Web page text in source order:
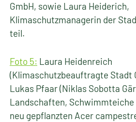
GmbH, sowie Laura Heiderich,
Klimaschutzmanagerin der
teil.
Foto 5: Laura Heidenreich
(Klimaschutzbeauftragte Stadt
Lukas Pfaar (Niklas Sobotta
Landschaften, Schwimmteiche
neu gepflanzten Acer